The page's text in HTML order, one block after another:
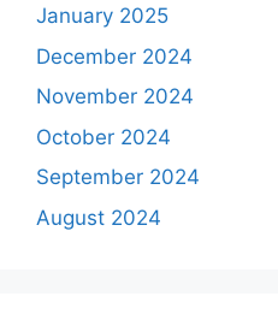
January 2025
December 2024
November 2024
October 2024
September 2024
August 2024